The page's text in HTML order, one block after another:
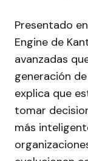
Presentado
Engine de
avanzadas
generación
explica que
tomar
más